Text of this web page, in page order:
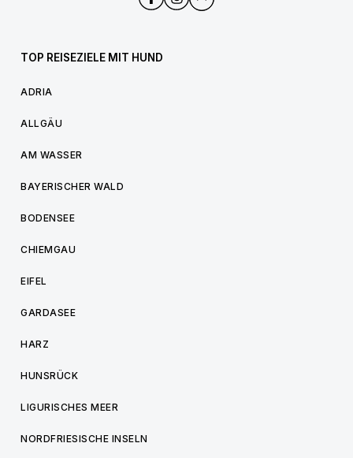
TOP REISEZIELE MIT HUND
ADRIA
ALLGÄU
AM WASSER
BAYERISCHER WALD
BODENSEE
CHIEMGAU
EIFEL
GARDASEE
HARZ
HUNSRÜCK
LIGURISCHES MEER
NORDFRIESISCHE INSELN